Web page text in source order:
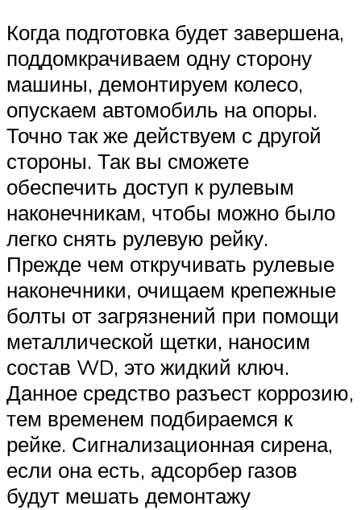
Когда подготовка будет завершена,
поддомкрачиваем одну сторону
машины, демонтируем колесо,
опускаем автомобиль на опоры.
Точно так же действуем с другой
стороны. Так вы сможете
обеспечить доступ к рулевым
наконечникам, чтобы можно было
легко снять рулевую рейку.
Прежде чем откручивать рулевые
наконечники, очищаем крепежные
болты от загрязнений при помощи
металлической щетки, наносим
состав WD, это жидкий ключ.
Данное средство разъест коррозию,
тем временем подбираемся к
рейке. Сигнализационная сирена,
если она есть, адсорбер газов
будут мешать демонтажу